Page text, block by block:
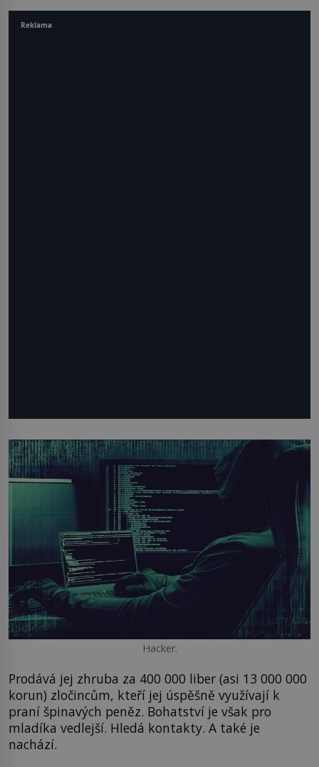
Hacker.
Prodává jej zhruba za 400 000 liber (asi 13 000 000
korun) zločincům, kteří jej úspěšně využívají k
praní špinavých peněz. Bohatství je však pro
mladíka vedlejší. Hledá kontakty. A také je
nachází.
Reklama